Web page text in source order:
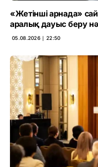
«Жетінші арнада»
аралық дауыс беру
05.08.2026 ∣ 22:50